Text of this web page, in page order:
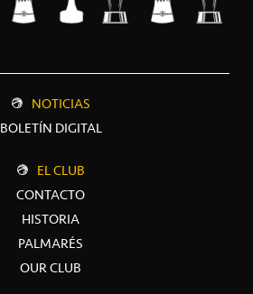
NOTICIAS
BOLETÍN DIGITAL
EL CLUB
CONTACTO
HISTORIA
PALMARÉS
OUR CLUB